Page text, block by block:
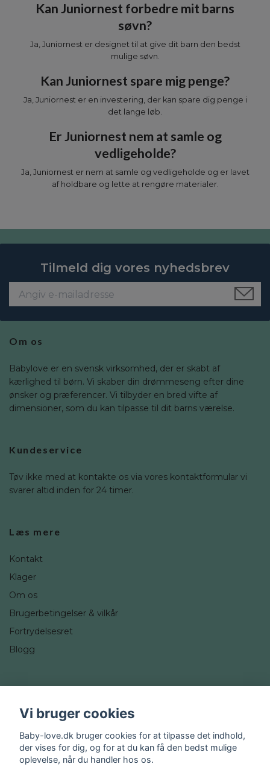
Kan Juniornest forbedre mit barns
søvn?
Ja, Juniornest er designet til at give dit barn den bedst
mulige søvn.
Kan Juniornest spare mig penge?
Ja, Juniornest er en investering, der kan spare dig penge i
det lange løb.
Er Juniornest nem at samle og
vedligeholde?
Ja, Juniornest er nem at samle og vedligeholde og er lavet
af holdbare og lette at rengøre materialer.
Tilmeld dig vores nyhedsbrev
Om os
Babylove er en svensk virksomhed, der er skabt af
kærlighed til børn. Vi skaber din drømmeseng efter dine
ønsker og præferencer. Vi tilbyder en bred vifte af
dimensioner, som du kan tilpasse til dit barns værelse.
Kundeservice
Tøv ikke med at kontakte os via vores kontaktformular vi
svarer altid inden for 24 timer.
Læs mere
Kontakt
Klager
Om os
Brugerbetingelser & vilkår
Fortrydelsesret
Blogg
Instagram
Vi bruger cookies
Baby-love.dk bruger cookies for at tilpasse det indhold,
der vises for dig, og for at du kan få den bedst mulige
oplevelse, når du handler hos os.